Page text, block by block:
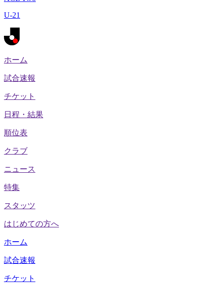
U-21
ホーム
試合速報
チケット
日程・結果
順位表
クラブ
ニュース
特集
スタッツ
はじめての方へ
ホーム
試合速報
チケット